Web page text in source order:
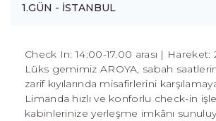
1.GÜN - İSTANBUL
Check In: 14:00-17.00 arası | Hareket:
Lüks gemimiz AROYA, sabah
zarif kıyılarında misafirlerini
Limanda hızlı ve konforlu check-in
kabinlerinize yerleşme imkânı